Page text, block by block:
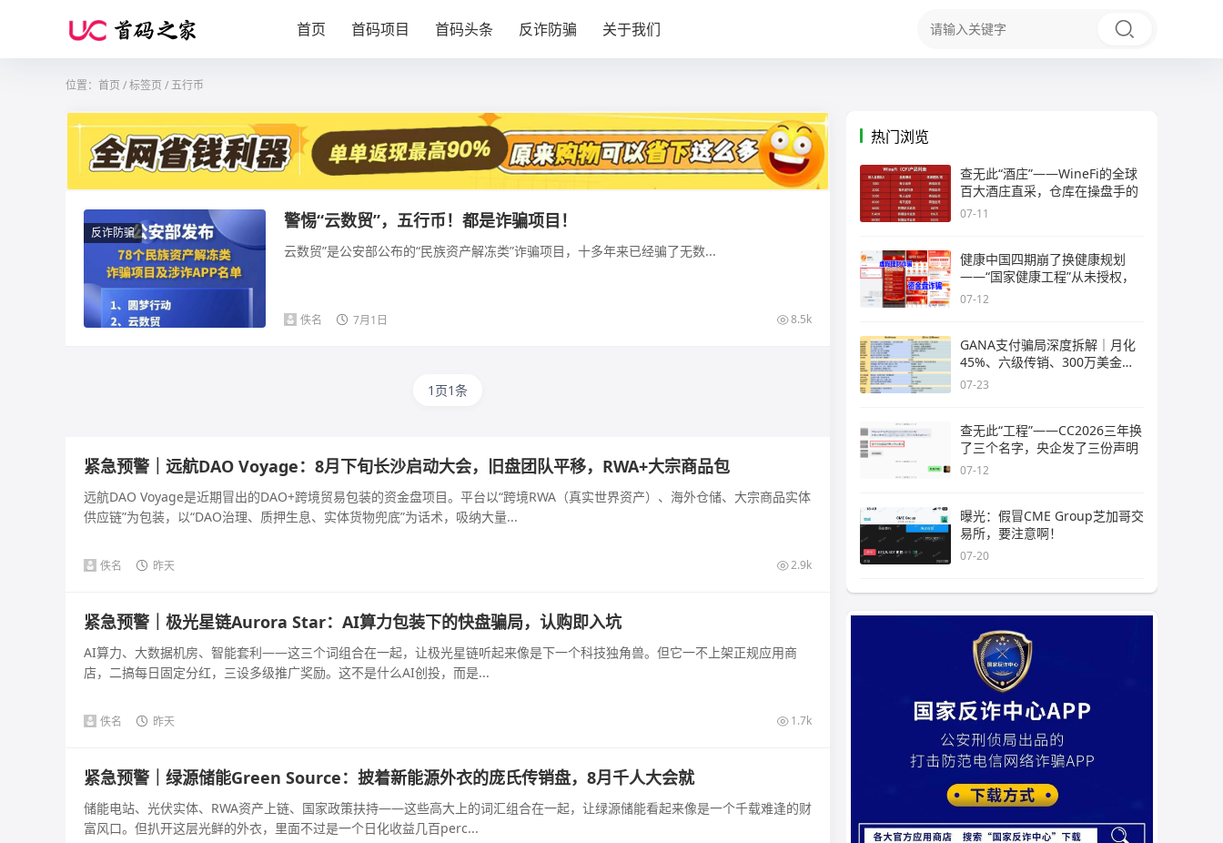
首页 首码项目 首码头条 反诈防骗 关于我们
位置： 首页 /标签页 / 五行币
反诈防骗
警惕“云数贸”，五行币！都是诈骗项目！
云数贸”是公安部公布的“民族资产解冻类”诈骗项目，十多年来已经骗了无数...
佚名 7月1日 8.5k
1页1条
紧急预警｜远航DAO Voyage：8月下旬长沙启动大会，旧盘团队平移，RWA+大宗商品包
远航DAO Voyage是近期冒出的DAO+跨境贸易包装的资金盘项目。平台以“跨境RWA（真实世界资产）、海外仓储、大宗商品实体
供应链”为包装，以“DAO治理、质押生息、实体货物兜底”为话术，吸纳大量...
佚名 昨天 2.9k
紧急预警｜极光星链Aurora Star：AI算力包装下的快盘骗局，认购即入坑
AI算力、大数据机房、智能套利——这三个词组合在一起，让极光星链听起来像是下一个科技独角兽。但它一不上架正规应用商
店，二搞每日固定分红，三设多级推广奖励。这不是什么AI创投，而是...
佚名 昨天 1.7k
紧急预警｜绿源储能Green Source：披着新能源外衣的庞氏传销盘，8月千人大会就
储能电站、光伏实体、RWA资产上链、国家政策扶持——这些高大上的词汇组合在一起，让绿源储能看起来像是一个千载难逢的财
富风口。但扒开这层光鲜的外衣，里面不过是一个日化收益几百perc...
热门浏览
查无此“酒庄”——WineFi的全球
百大酒庄直采，仓库在操盘手的
07-11
健康中国四期崩了换健康规划
——“国家健康工程”从未授权，
07-12
GANA支付骗局深度拆解｜月化
45%、六级传销、300万美金窟
窿，拉菲
07-23
查无此“工程”——CC2026三年换
了三个名字，央企发了三份声明
07-12
曝光：假冒CME Group芝加哥交
易所，要注意啊！
07-20